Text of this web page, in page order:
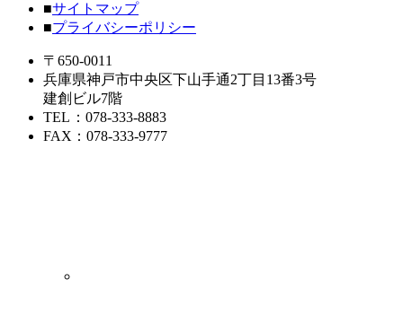
■サイトマップ
■プライバシーポリシー
〒650-0011
兵庫県神戸市中央区下山手通2丁目13番3号
建創ビル7階
TEL ：078-333-8883
FAX ：078-333-9777